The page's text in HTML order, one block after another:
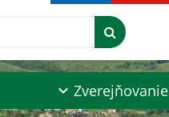
Zverejňovanie